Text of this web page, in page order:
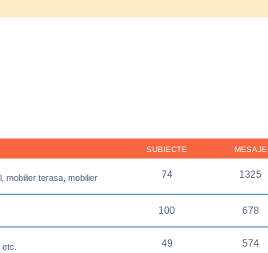
SUBIECTE MESAJE
mobilier terasa, mobilier
74 1325
100 678
49 574